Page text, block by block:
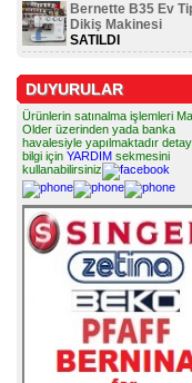
Bernette B35 Ev
Dikiş Makinesi
SATILDI
DUYURULAR
Ürünlerin satınalma işlemleri
Older üzerinden yada banka
havalesiyle yapılmaktadır
bilgi için YARDIM sekmesini
kullanabilirsiniz